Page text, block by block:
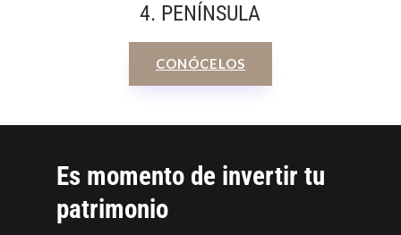
4. PENÍNSULA
CONÓCELOS
Es momento de invertir tu
patrimonio